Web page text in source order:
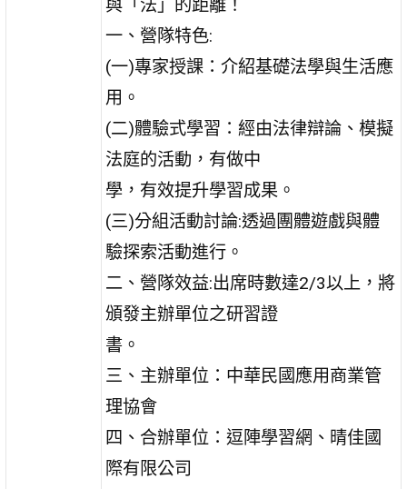
與「法」的距離！
一、營隊特色:
(一)專家授課：介紹基礎法學與生活應
用。
(二)體驗式學習：經由法律辯論、模擬
法庭的活動，有做中
學，有效提升學習成果。
(三)分組活動討論:透過團體遊戲與體
驗探索活動進行。
二、營隊效益:出席時數達2/3以上，將
頒發主辦單位之研習證
書。
三、主辦單位：中華民國應用商業管
理協會
四、合辦單位：逗陣學習網、晴佳國
際有限公司